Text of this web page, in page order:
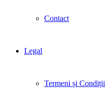
Contact
Legal
Termeni și Condiții